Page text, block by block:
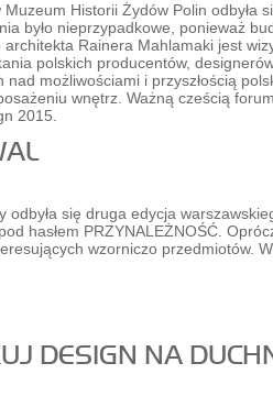
Historii Żydów Polin odbyła
było nieprzypadkowe, ponieważ
Rainera Mahlamaki jest
polskich producentów,
możliwościami i przyszłością
wnętrz. Ważną cześcią
2015.
się druga edycja
hasłem PRZYNALEŻNOŚĆ.
wzorniczo przedmiotów.
DESIGN NA